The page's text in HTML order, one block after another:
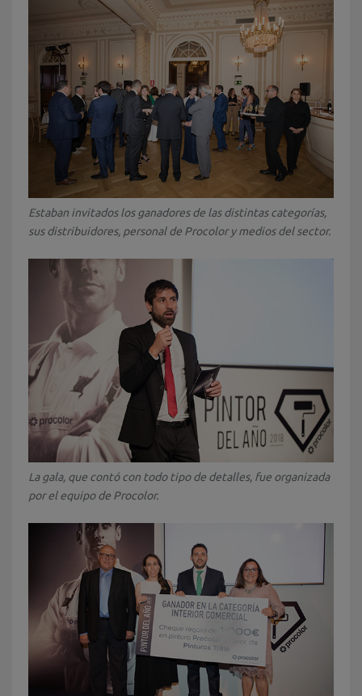
Estaban invitados los ganadores de las distintas categorías,
sus distribuidores, personal de Procolor y medios del sector.
La gala, que contó con todo tipo de detalles, fue organizada
por el equipo de Procolor.